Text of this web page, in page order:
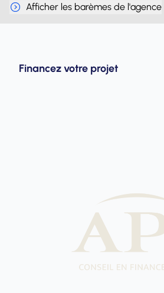
Afficher les barèmes de l'agence
Financez votre projet